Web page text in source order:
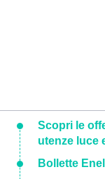
Scopri le
utenze luce
Bollette